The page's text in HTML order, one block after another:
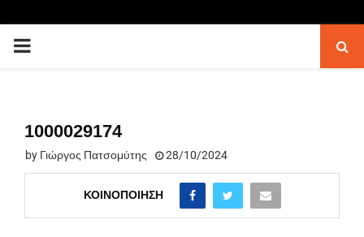
PRIMARY
1000029174
by Γιώργος Πατσομύτης 28/10/2024
ΚΟΙΝΟΠΟΊΗΣΗ